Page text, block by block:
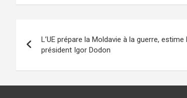
de
l’article
L’UE prépare la Moldavie à la guerre, estime
président Igor Dodon